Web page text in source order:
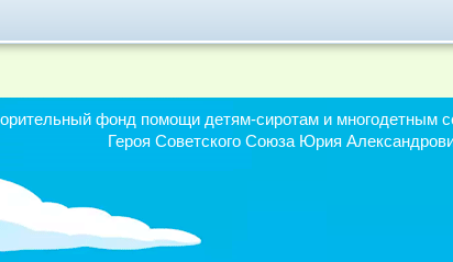
фонд помощи детям-сиротам и многодетным
Героя Советского Союза Юрия